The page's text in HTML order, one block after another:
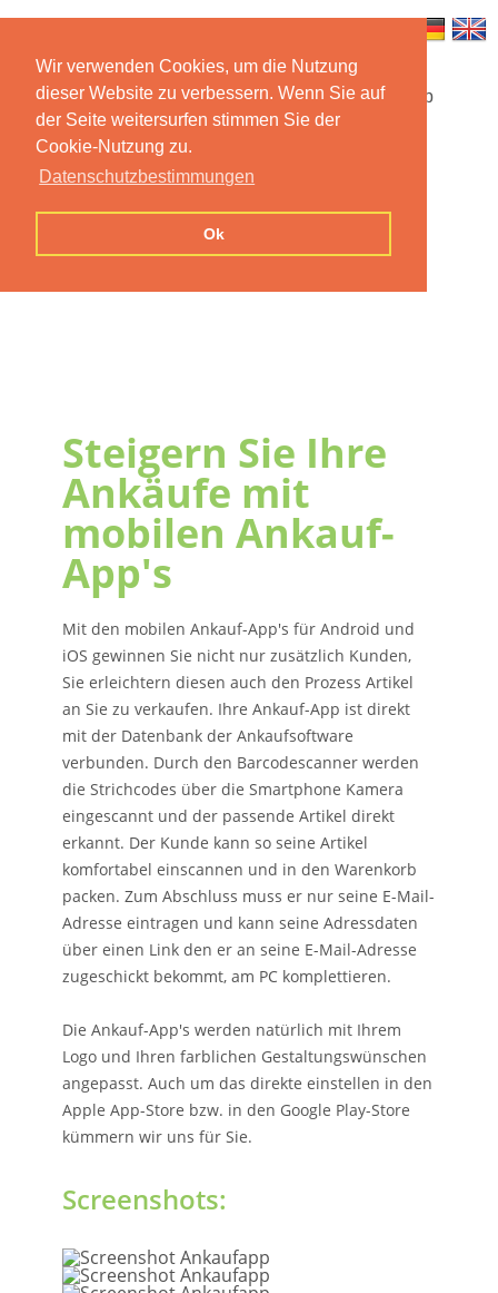
Wir verwenden Cookies, um die Nutzung
dieser Website zu verbessern. Wenn Sie auf
der Seite weitersurfen stimmen Sie der
Cookie-Nutzung zu.
Datenschutzbestimmungen
Ok
Startseite Funktionen Mobile App
Preise
Kontakt Impressum
Steigern Sie Ihre
Ankäufe mit
mobilen Ankauf-
App's
Mit den mobilen Ankauf-App's für Android und
iOS gewinnen Sie nicht nur zusätzlich Kunden,
Sie erleichtern diesen auch den Prozess Artikel
an Sie zu verkaufen. Ihre Ankauf-App ist direkt
mit der Datenbank der Ankaufsoftware
verbunden. Durch den Barcodescanner werden
die Strichcodes über die Smartphone Kamera
eingescannt und der passende Artikel direkt
erkannt. Der Kunde kann so seine Artikel
komfortabel einscannen und in den Warenkorb
packen. Zum Abschluss muss er nur seine E-Mail-
Adresse eintragen und kann seine Adressdaten
über einen Link den er an seine E-Mail-Adresse
zugeschickt bekommt, am PC komplettieren.
Die Ankauf-App's werden natürlich mit Ihrem
Logo und Ihren farblichen Gestaltungswünschen
angepasst. Auch um das direkte einstellen in den
Apple App-Store bzw. in den Google Play-Store
kümmern wir uns für Sie.
Screenshots: